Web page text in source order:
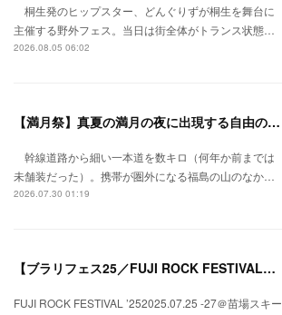
桐生発のヒップスター、どんぐりずが桐生を舞台に
主催する野外フェス。当日は街全体がトランス状態…
2026.08.05 06:02
【満月祭】真夏の満月の夜に出現する自由の桃源郷。
幹線道路から細い一本道を数キロ（何年か前までは
未舗装だった）。携帯が圏外になる福島の山のなか…
2026.07.30 01:19
【ブラリフェス25／FUJI ROCK FESTIVAL】日本の夏にはフジロックが欠かせない。
FUJI ROCK FESTIVAL ’252025.07.25 -27＠苗場スキー